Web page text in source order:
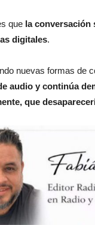
que la conversación
digitales.
nuevas formas de
audio y continúa
que